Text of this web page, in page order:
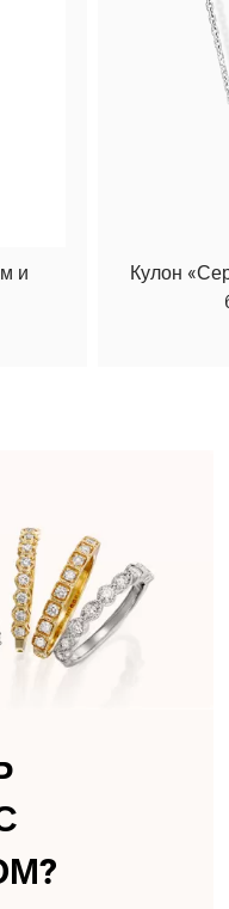
Кулон
и